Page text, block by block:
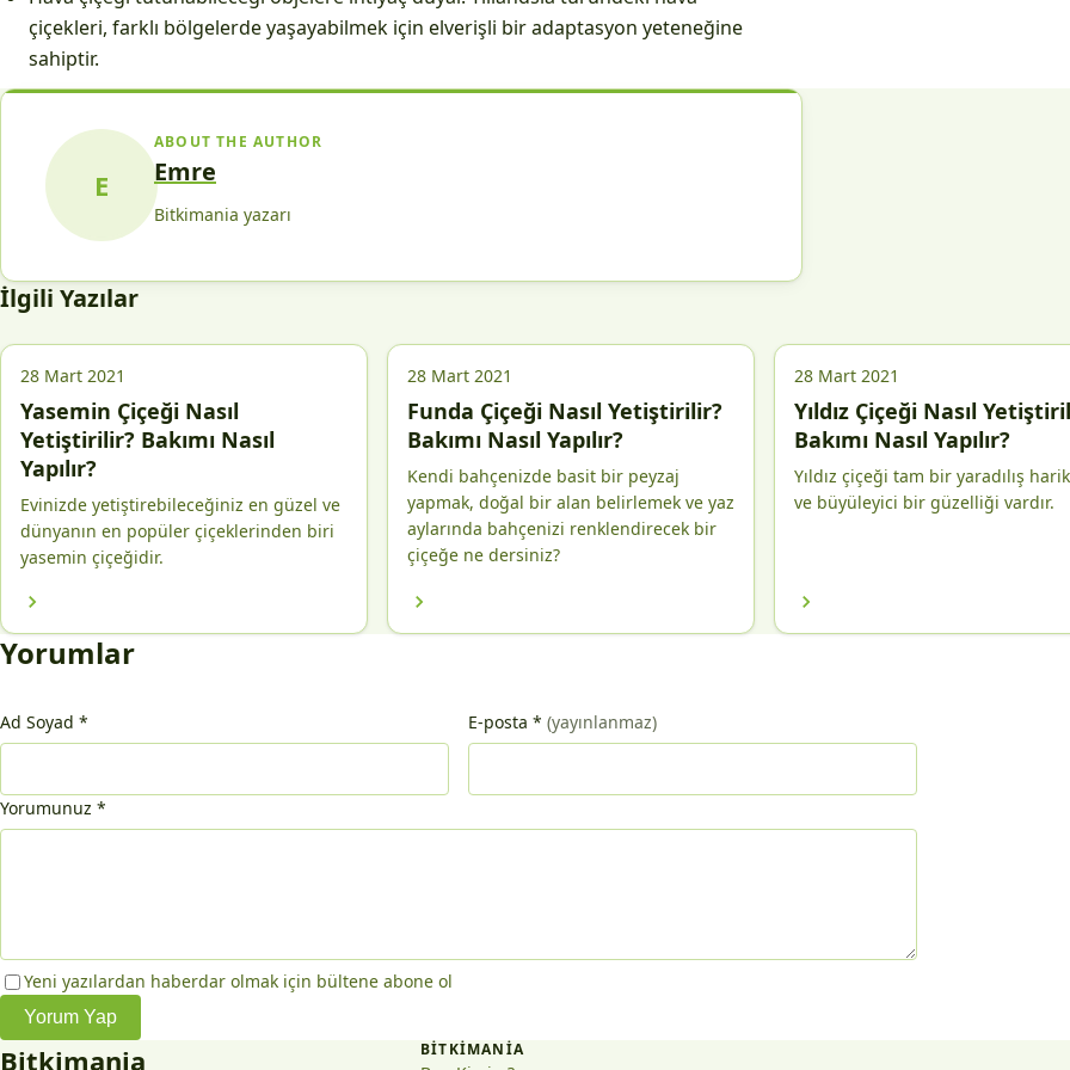
çiçekleri, farklı bölgelerde yaşayabilmek için elverişli bir adaptasyon yeteneğine
sahiptir.
E
ABOUT THE AUTHOR
Emre
Bitkimania yazarı
İlgili Yazılar
28 Mart 2021
Yasemin Çiçeği Nasıl
Yetiştirilir? Bakımı Nasıl
Yapılır?
Evinizde yetiştirebileceğiniz en güzel ve
dünyanın en popüler çiçeklerinden biri
yasemin çiçeğidir.
28 Mart 2021
Funda Çiçeği Nasıl Yetiştirilir?
Bakımı Nasıl Yapılır?
Kendi bahçenizde basit bir peyzaj
yapmak, doğal bir alan belirlemek ve yaz
aylarında bahçenizi renklendirecek bir
çiçeğe ne dersiniz?
28 Mart 2021
Yıldız Çiçeği Nasıl
Bakımı Nasıl Yapılır?
Yıldız çiçeği tam bir yaradılış
ve büyüleyici bir güzelliği vardır.
Yorumlar
Ad Soyad * E-posta * (yayınlanmaz)
Yorumunuz *
Yeni yazılardan haberdar olmak için bültene abone ol
Yorum Yap
Bitkimania BITKIMANIA